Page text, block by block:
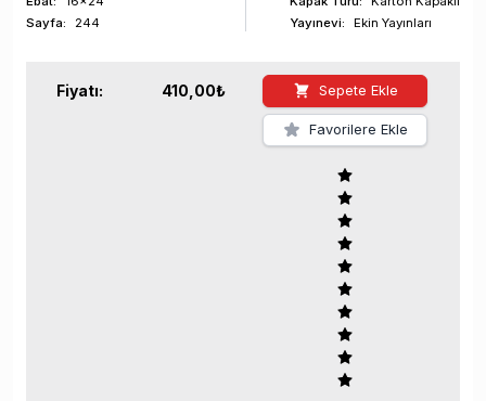
Sayfa: 244
Yayınevi:
Ekin Yayınları
Fiyatı: 410,00₺ Sepete Ekle
Favorilere Ekle